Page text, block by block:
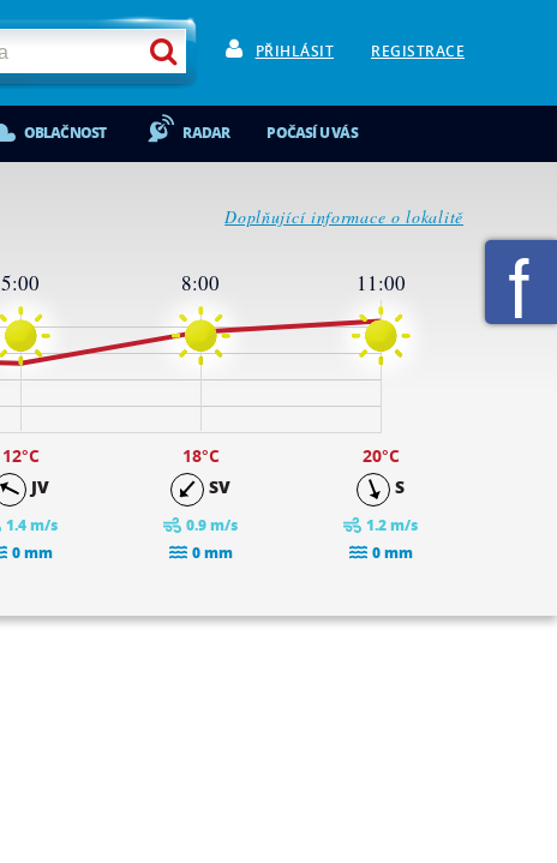
PŘIHLÁSIT REGISTRACE
OBLAČNOST RADAR POČASÍ U VÁS
Doplňující informace o lokalitě
5:00
12°C
JV
1.4 m/s
0 mm
8:00
18°C
SV
0.9 m/s
0 mm
11:00
20°C
S
1.2 m/s
0 mm